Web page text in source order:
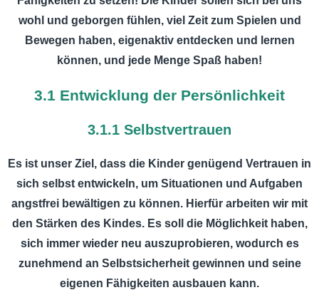
wohl und geborgen fühlen, viel Zeit zum Spielen und
Bewegen haben, eigenaktiv entdecken und lernen
können, und jede Menge Spaß haben!
3.1 Entwicklung der Persönlichkeit
3.1.1 Selbstvertrauen
Es ist unser Ziel, dass die Kinder genügend Vertrauen in
sich selbst entwickeln, um Situationen und Aufgaben
angstfrei bewältigen zu können. Hierfür arbeiten wir mit
den Stärken des Kindes. Es soll die Möglichkeit haben,
sich immer wieder neu auszuprobieren, wodurch es
zunehmend an Selbstsicherheit gewinnen und seine
eigenen Fähigkeiten ausbauen kann.